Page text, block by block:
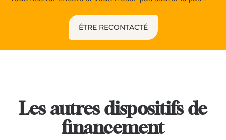
ÊTRE RECONTACTÉ
Les autres dispositifs de
financement